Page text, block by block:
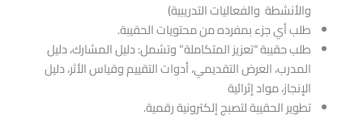
والأنشطة والفعاليات التدريبية)
طلب أي جزء بمفرده من محتويات الحقيبة.
طلب حقيبة “تعزيز المتكاملة” وتشمل: دليل المشارك، دليل
المدرب، العرض التقديمي، أدوات التقييم وقياس الأثر، دليل
الإنجاز، مواد إثرائية
تطوير الحقيبة لتصبج إلكترونية رقمية.